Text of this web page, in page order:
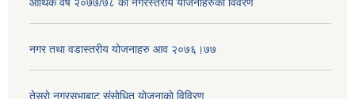
नगर तथा वडास्तरीय योजनाहरु आव २०७६।७७
तेस्राे नगरसभाबाट संसाेधित याेजनाकाे विविरण